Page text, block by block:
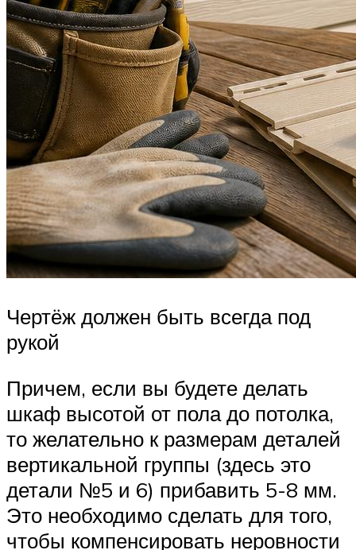
Чертёж должен быть всегда под
рукой
Причем, если вы будете делать
шкаф высотой от пола до потолка,
то желательно к размерам деталей
вертикальной группы (здесь это
детали №5 и 6) прибавить 5-8 мм.
Это необходимо сделать для того,
чтобы компенсировать неровности